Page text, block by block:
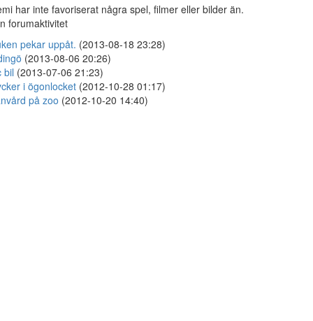
har inte favoriserat några spel, filmer eller bilder än.
forumaktivitet
pekar uppåt. (2013-08-18 23:28)
(2013-08-06 20:26)
bil (2013-07-06 21:23)
i ögonlocket (2012-10-28 01:17)
på zoo (2012-10-20 14:40)